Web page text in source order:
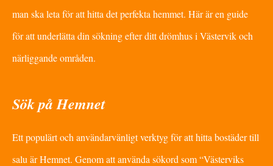
man ska leta för att hitta det perfekta hemmet. Här är en guide
för att underlätta din sökning efter ditt drömhus i Västervik och
närliggande områden.
Sök på Hemnet
Ett populärt och användarvänligt verktyg för att hitta bostäder till
salu är Hemnet. Genom att använda sökord som “Västerviks